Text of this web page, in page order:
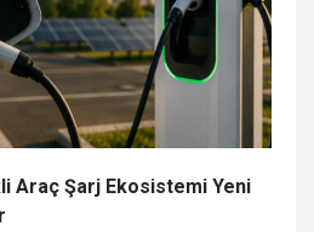
Araç Şarj Ekosistemi Yeni